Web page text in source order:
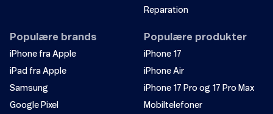
Reparation
Populære brands
iPhone fra Apple
iPad fra Apple
Samsung
Google Pixel
Populære produkter
iPhone 17
iPhone Air
iPhone 17 Pro og 17 Pro Max
Mobiltelefoner